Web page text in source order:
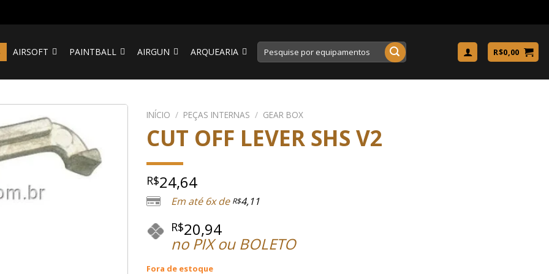
AIRSOFT PAINTBALL AIRGUN ARQUEARIA
Pesquisar
por:
R$0,00
INÍCIO / PEÇAS INTERNAS / GEAR BOX
CUT OFF LEVER SHS V2
R$24,64
Em até 6x de R$4,11
R$20,94
no PIX ou BOLETO
Fora de estoque